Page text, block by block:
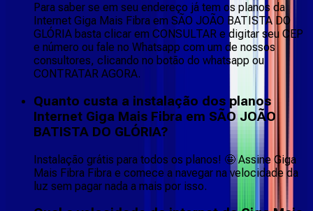
Para saber se em seu endereço já tem os planos da
Internet Giga Mais Fibra em SÃO JOÃO BATISTA DO
GLÓRIA basta clicar em CONSULTAR e digitar seu CEP
e número ou fale no Whatsapp com um de nossos
consultores, clicando no botão do whatsapp ou
CONTRATAR AGORA.
Quanto custa a instalação dos planos
Internet Giga Mais Fibra em SÃO JOÃO
BATISTA DO GLÓRIA?
Instalação grátis para todos os planos! 🤩 Assine Giga
Mais Fibra Fibra e comece a navegar na velocidade da
luz sem pagar nada a mais por isso.